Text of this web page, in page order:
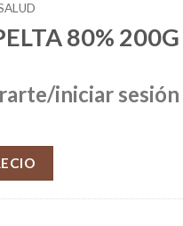
80%
iniciar sesión